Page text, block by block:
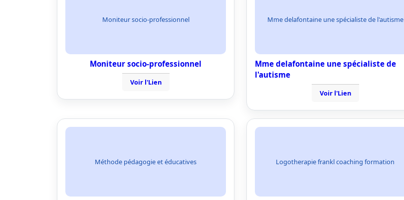
Moniteur socio-professionnel
Moniteur socio-professionnel
Voir l'Lien
Mme delafontaine une spécialiste de l'autisme
Mme delafontaine une spécialiste de
l'autisme
Voir l'Lien
Méthode pédagogie et éducatives Logotherapie frankl coaching formation